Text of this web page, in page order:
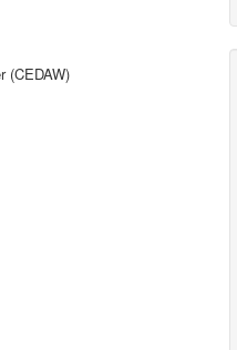
(CEDAW)